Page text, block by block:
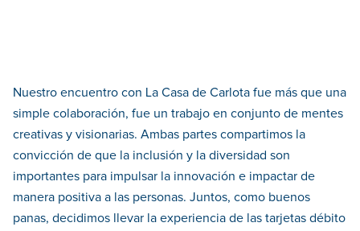
Nuestro encuentro con La Casa de Carlota fue más que una
simple colaboración, fue un trabajo en conjunto de mentes
creativas y visionarias. Ambas partes compartimos la
convicción de que la inclusión y la diversidad son
importantes para impulsar la innovación e impactar de
manera positiva a las personas. Juntos, como buenos
panas, decidimos llevar la experiencia de las tarjetas débito